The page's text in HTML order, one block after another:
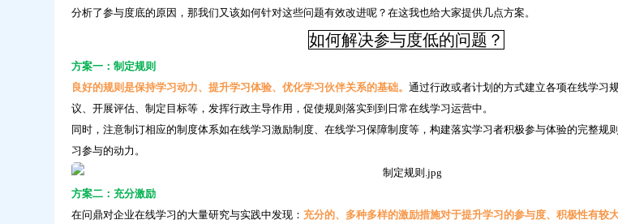
分析了参与度底的原因，那我们又该如何针对这些问题有效改进呢？在这我也给大家提供几点方案。
如何解决参与度低的问题？
方案一：制定规则
良好的规则是保持学习动力、提升学习体验、优化学习伙伴关系的基础。 通过行政或者计划的方式建立各项在线学习
议、开展评估、制定目标等，发挥行政主导作用，促使规则落实到到日常在线学习运营中。
同时，注意制订相应的制度体系如在线学习激励制度、在线学习保障制度等，构建落实学习者积极参与体验的完整规
习参与的动力。
方案二：充分激励
在问鼎对企业在线学习的大量研究与实践中发现： 充分的、多种多样的激励措施对于提升学习的参与度、积极性有较大